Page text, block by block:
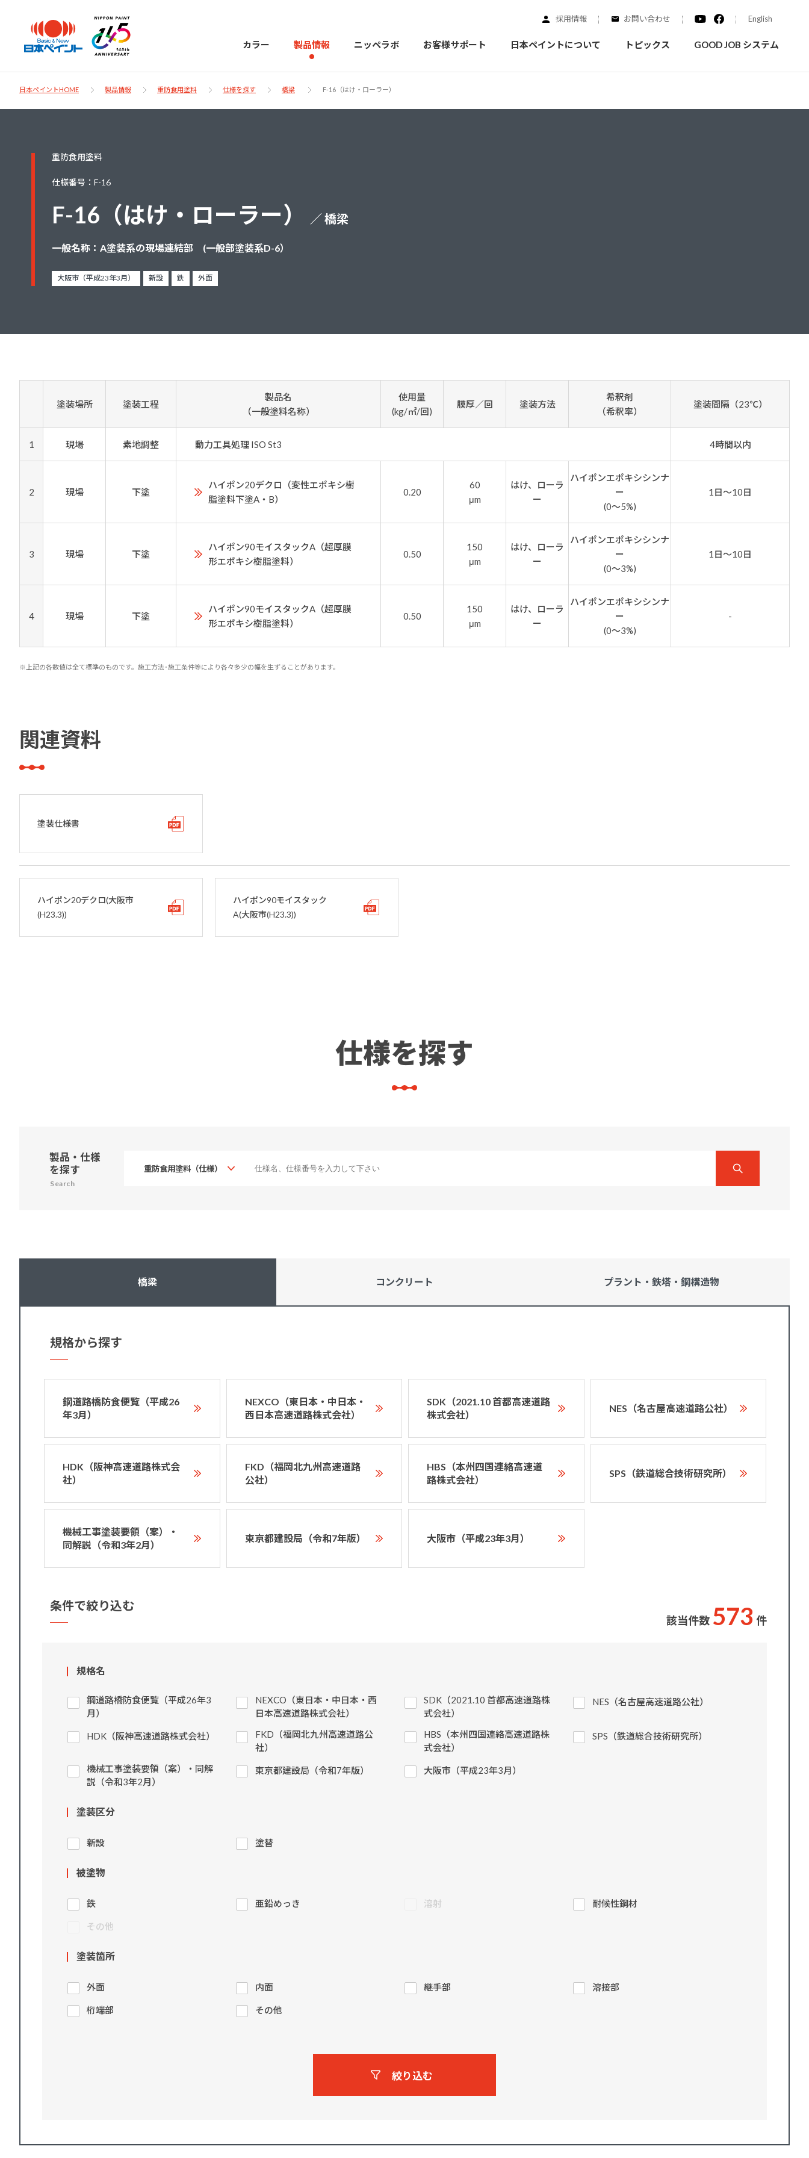
採用情報 お問い合わせ English
カラー 製品情報
製品情報
建築・重防食・自動車補修用の各分野で、
製品特集
プロテクトン
EMO
ダンジオーラシステム
SUSTAINA SYSTEM
グリーンループBMK
ニッペラボ
ニッペラボ
塗装をする時、施工会社へお願いする時に
知っておくべき塗料・塗装の基礎知識をご
お客様サポート
お客様サポー
ト
お問い合わせにあたっては、まずは「よく
日本ペイントについて
日本ペイント
に
ついて
日本ペイントグループの一員として、建築
塗料の開発・製造および販売を展開。全国
いります。
ご利用にあたって 個人情報の取扱いについて
トピックス GOOD JOB システム
日本ペイントHOME 製品情報 重防食用塗料 仕様を探す 橋梁 F-16（はけ・ローラー）
重防食用塗料
仕様番号：F-16
F-16（はけ・ローラー） ／ 橋梁
一般名称：A塗装系の現場連結部 (一般部塗装系D-6）
大阪市（平成23年3月） 新設 鉄 外面
塗装場所 塗装工程
製品名
（一般塗料名称）
使用量
(kg/㎡/回)
膜厚／回 塗装方法
希釈剤
（希釈率）
塗装間隔（23℃）
1 現場 素地調整 動力工具処理 ISO St3 4時間以内
2 現場 下塗
ハイポン20デクロ（変性エポキシ樹
脂塗料下塗A・B）
0.20
60
μm
はけ、ローラ
ー
ハイポンエポキシシンナ
ー
(0～5%)
1日～10日
3 現場 下塗
ハイポン90モイスタックA（超厚膜
形エポキシ樹脂塗料）
0.50
150
μm
はけ、ローラ
ー
ハイポンエポキシシンナ
ー
(0～3%)
1日～10日
4 現場 下塗
ハイポン90モイスタックA（超厚膜
形エポキシ樹脂塗料）
0.50
150
μm
はけ、ローラ
ー
ハイポンエポキシシンナ
ー
(0～3%)
-
※上記の各数値は全て標準のものです。施工方法･施工条件等により各々多少の幅を生ずることがあります。
関連資料
塗装仕様書
ハイポン20デクロ(大阪市
(H23.3))
ハイポン90モイスタック
A(大阪市(H23.3))
仕様を探す
製品・仕様
を探す
Search
橋梁 コンクリート プラント・鉄塔・ 鋼構造物
規格から探す
鋼道路橋防食便覧（平成26
年3月）
NEXCO（東日本・中日本・
西日本高速道路株式会社）
SDK（2021.10 首都高速道路
株式会社）
NES（名古屋高速道路公社）
HDK（阪神高速道路株式会
社）
FKD（福岡北九州高速道路
公社）
HBS（本州四国連絡高速道
路株式会社）
SPS（鉄道総合技術研究所）
機械工事塗装要領（案）・
同解説（令和3年2月）
東京都建設局（令和7年版） 大阪市（平成23年3月）
条件で絞り込む
該当件数 573 件
規格名
鋼道路橋防食便覧（平成26年3
月）
NEXCO（東日本・中日本・西
日本高速道路株式会社）
SDK（2021.10 首都高速道路株
式会社）
NES（名古屋高速道路公社）
HDK（阪神高速道路株式会社）
FKD（福岡北九州高速道路公
社）
HBS（本州四国連絡高速道路株
式会社）
SPS（鉄道総合技術研究所）
機械工事塗装要領（案）・同解
説（令和3年2月）
東京都建設局（令和7年版） 大阪市（平成23年3月）
塗装区分
新設 塗替
被塗物
鉄 亜鉛めっき 溶射 耐候性鋼材
その他
塗装箇所
外面 内面 継手部 溶接部
桁端部 その他
絞り込む